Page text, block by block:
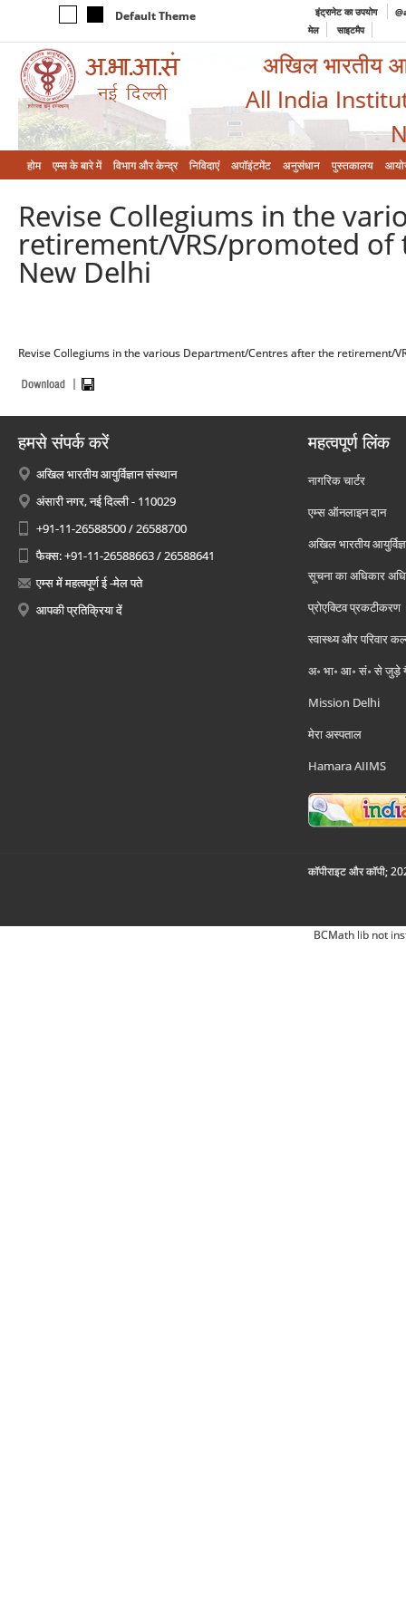
Default Theme इंट्रानेट का उपयोग
मेल
साइटमैप
अखिल भारतीय
All India
होम एम्‍स के बारे में विभाग और केन्‍द्र निविदाएं अपॉइंटमेंट अनुसंधान पुस्तकालय
Revise Collegiums in the
retirement/VRS/promoted of
New Delhi
Revise Collegiums in the various Department/Centres after the retirement/
हमसे संपर्क करें
अखिल भारतीय आयुर्विज्ञान संस्थान
अंसारी नगर, नई दिल्ली - 110029
+91-11-26588500 / 26588700
फैक्स: +91-11-26588663 / 26588641
एम्स में महत्वपूर्ण ई -मेल पते
आपकी प्रतिक्रिया दें
महत्वपूर्ण लिंक
नागरिक चार्टर
एम्स ऑनलाइन दान
अखिल भारतीय
सूचना का अधिकार
प्रोएक्टिव प्रकटीकरण
स्वास्थ्य और परिवार
अ॰ भा॰ आ॰ सं॰ से जुड़े
Mission Delhi
मेरा अस्पताल
Hamara AIIMS
कॉपीराइट और कॉपी;
BCMath lib not